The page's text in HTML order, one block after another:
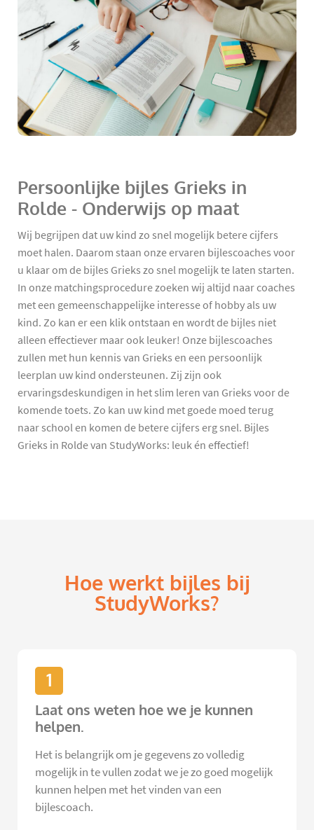
Persoonlijke bijles Grieks in
Rolde - Onderwijs op maat
Wij begrijpen dat uw kind zo snel mogelijk betere cijfers
moet halen. Daarom staan onze ervaren bijlescoaches voor
u klaar om de bijles Grieks zo snel mogelijk te laten starten.
In onze matchingsprocedure zoeken wij altijd naar coaches
met een gemeenschappelijke interesse of hobby als uw
kind. Zo kan er een klik ontstaan en wordt de bijles niet
alleen effectiever maar ook leuker! Onze bijlescoaches
zullen met hun kennis van Grieks en een persoonlijk
leerplan uw kind ondersteunen. Zij zijn ook
ervaringsdeskundigen in het slim leren van Grieks voor de
komende toets. Zo kan uw kind met goede moed terug
naar school en komen de betere cijfers erg snel. Bijles
Grieks in Rolde van StudyWorks: leuk én effectief!
Hoe werkt bijles bij
StudyWorks?
1
Laat ons weten hoe we je kunnen
helpen.
Het is belangrijk om je gegevens zo volledig
mogelijk in te vullen zodat we je zo goed mogelijk
kunnen helpen met het vinden van een
bijlescoach.